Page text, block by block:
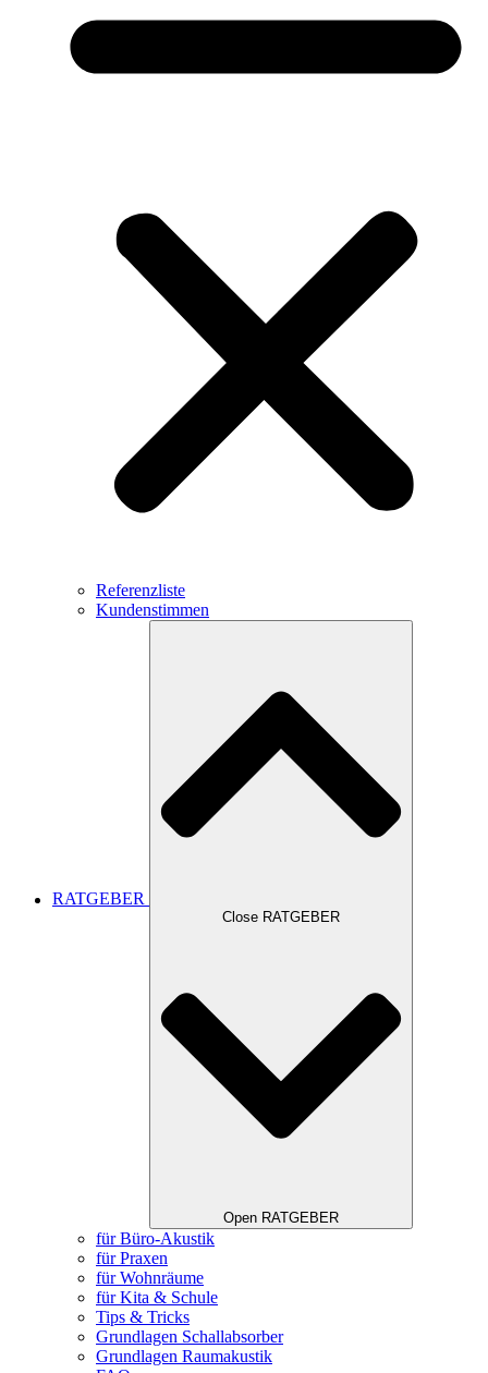
Referenzliste
Kundenstimmen
RATGEBER
Close RATGEBER
Open RATGEBER
für Büro-Akustik
für Praxen
für Wohnräume
für Kita & Schule
Tips & Tricks
Grundlagen Schallabsorber
Grundlagen Raumakustik